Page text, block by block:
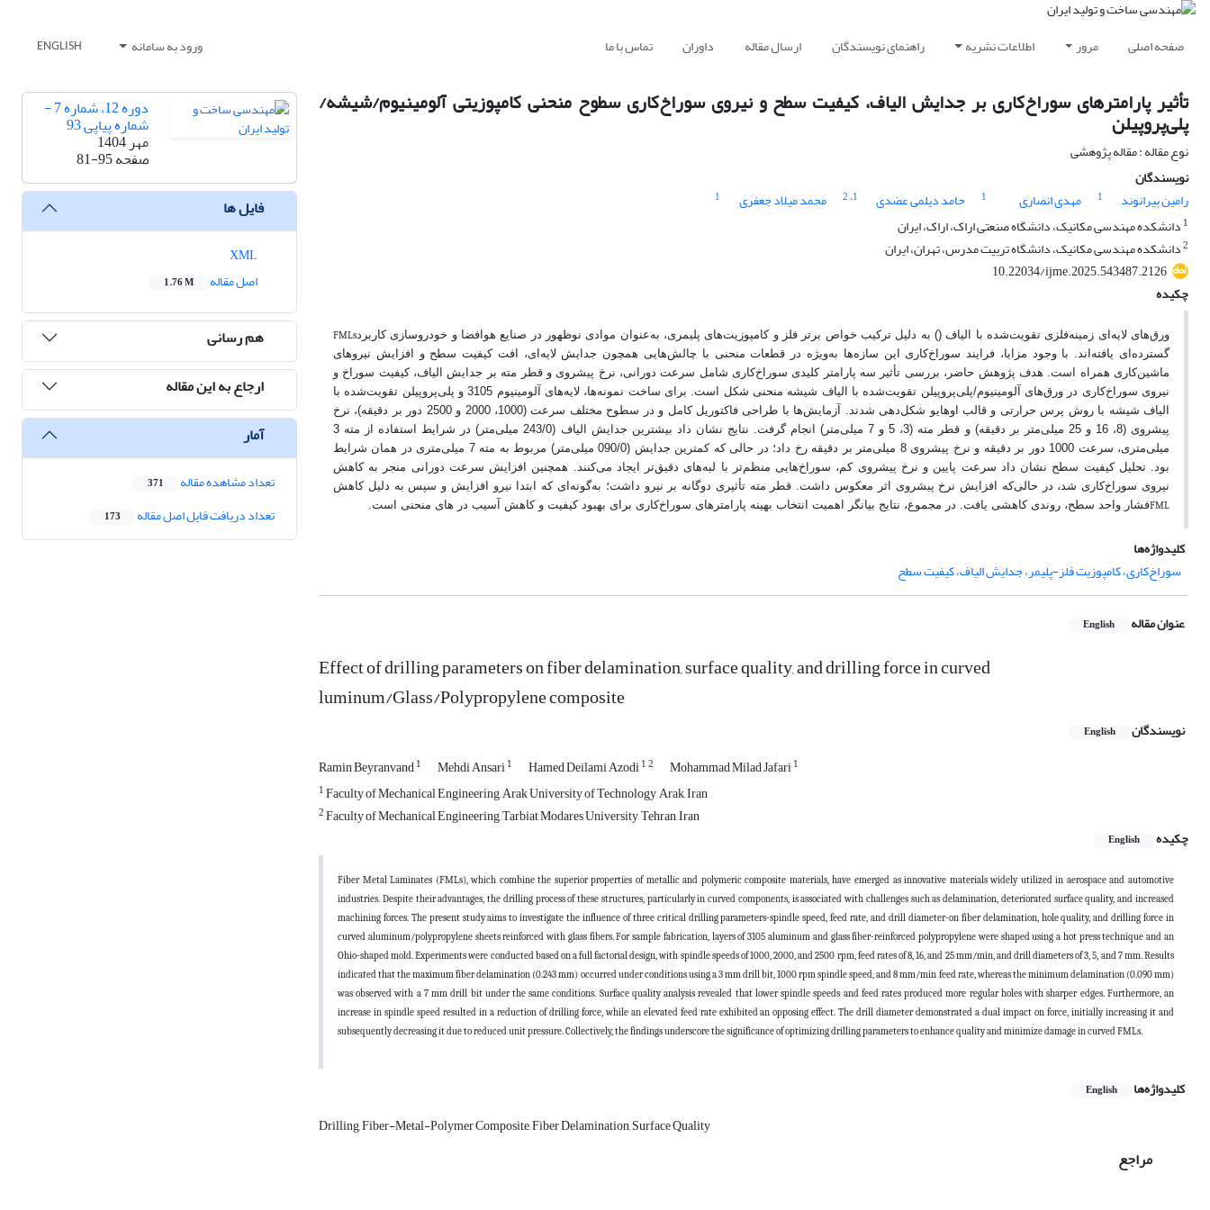
صفحه اصلی مرور اطلاعات نشریه راهنمای نویسندگان ارسال مقاله داوران تماس با ما ورود به سامانه ENGLISH
تأثیر پارامترهای سوراخ‌کاری بر جدایش الیاف، کیفیت سطح و نیروی سوراخ‌کاری سطوح منحنی کامپوزیتی‌ آلومینیوم/شیشه/
پلی‌پروپیلن
نوع مقاله : مقاله پژوهشی
نویسندگان
رامین بیرانوند
1 مهدی انصاری 1 حامد دیلمی عضدی 1، 2 محمد میلاد جعفری
1
1 دانشکده مهندسی مکانیک، دانشگاه صنعتی اراک، اراک، ایران
2دانشکده مهندسی مکانیک، دانشگاه تربیت مدرس، تهران، ایران
10.22034/ijme.2025.543487.2126
چکیده
ورق‌های لایه‌ای زمینه‌‌‌فلزی تقویت‌شده با الیاف ( FMLs) به دلیل ترکیب خواص برتر فلز و کامپوزیت‌های پلیمری، به‌عنوان موادی نوظهور در صنایع هوافضا و خودروسازی کاربرد
گسترده‌ای یافته‌اند. با وجود مزایا، فرایند سوراخ‌کاری این سازه‌ها به‌ویژه در قطعات منحنی با چالش‌هایی همچون جدایش لایه‌ای، افت کیفیت سطح و افزایش نیروهای
ماشین‌کاری همراه است. هدف پژوهش حاضر، بررسی تأثیر سه پارامتر کلیدی سوراخ‌کاری شامل سرعت دورانی، نرخ پیشروی و قطر مته بر جدایش الیاف، کیفیت سوراخ و
نیروی سوراخ‌کاری در ورق‌های آلومینیوم/پلی‌پروپیلن تقویت‌شده با الیاف شیشه منحنی ‌شکل است. برای ساخت نمونه‌ها، لایه‌های آلومینیوم 3105 و پلی‌پروپیلن تقویت‌شده با
الیاف شیشه با روش پرس حرارتی و قالب اوهایو شکل‌دهی شدند. آزمایش‌ها با طراحی فاکتوریل کامل و در سطوح مختلف سرعت (1000، 2000 و 2500 دور بر دقیقه)، نرخ
پیشروی (8، 16 و 25 میلی‌متر بر دقیقه) و قطر مته (3، 5 و 7 میلی‌متر) انجام گرفت. نتایج نشان داد بیشترین جدایش الیاف (243/0 میلی‌متر) در شرایط استفاده از مته 3
میلی‌متری، سرعت 1000 دور بر دقیقه و نرخ پیشروی 8 میلی‌متر بر دقیقه رخ داد؛ در حالی که کمترین جدایش (090/0 میلی‌متر) مربوط به مته 7 میلی‌متری در همان شرایط
بود. تحلیل کیفیت سطح نشان داد سرعت پایین و نرخ پیشروی کم، سوراخ‌هایی منظم‌تر با لبه‌های دقیق‌تر ایجاد می‌کنند. همچنین افزایش سرعت دورانی منجر به کاهش
نیروی سوراخ‌کاری شد، در حالی‌که افزایش نرخ پیشروی اثر معکوس داشت. قطر مته تأثیری دوگانه بر نیرو داشت؛ به‌گونه‌ای که ابتدا نیرو افزایش و سپس به دلیل کاهش
فشار واحد سطح، روندی کاهشی یافت. در مجموع، نتایج بیانگر اهمیت انتخاب بهینه پارامترهای سوراخ‌کاری برای بهبود کیفیت و کاهش آسیب درFML های منحنی است.
کلیدواژه‌ها
سوراخ‌کاری، کامپوزیت فلز-پلیمر، جدایش الیاف، کیفیت سطح
عنوان مقاله English
Effect of drilling parameters on fiber delamination, surface quality, and drilling force in curved
luminum/Glass/Polypropylene composite
نویسندگان English
Ramin Beyranvand1 Mehdi Ansari1 Hamed Deilami Azodi12 Mohammad Milad Jafari1
1Faculty of Mechanical Engineering, Arak University of Technology, Arak, Iran
2Faculty of Mechanical Engineering, Tarbiat Modares University, Tehran, Iran
چکیده
English
Fiber Metal Laminates (FMLs), which combine the superior properties of metallic and polymeric composite materials, have emerged as innovative materials widely utilized in aerospace and automotive
industries. Despite their advantages, the drilling process of these structures, particularly in curved components, is associated with challenges such as delamination, deteriorated surface quality, and increased
machining forces. The present study aims to investigate the influence of three critical drilling parameters-spindle speed, feed rate, and drill diameter-on fiber delamination, hole quality, and drilling force in
curved aluminum/polypropylene sheets reinforced with glass fibers. For sample fabrication, layers of 3105 aluminum and glass fiber-reinforced polypropylene were shaped using a hot press technique and an
Ohio-shaped mold. Experiments were conducted based on a full factorial design, with spindle speeds of 1000, 2000, and 2500 rpm, feed rates of 8, 16, and 25 mm/min, and drill diameters of 3, 5, and 7 mm. Results
indicated that the maximum fiber delamination (0.243 mm) occurred under conditions using a 3 mm drill bit, 1000 rpm spindle speed, and 8 mm/min feed rate, whereas the minimum delamination (0.090 mm)
was observed with a 7 mm drill bit under the same conditions. Surface quality analysis revealed that lower spindle speeds and feed rates produced more regular holes with sharper edges. Furthermore, an
increase in spindle speed resulted in a reduction of drilling force, while an elevated feed rate exhibited an opposing effect. The drill diameter demonstrated a dual impact on force, initially increasing it and
subsequently decreasing it due to reduced unit pressure. Collectively, the findings underscore the significance of optimizing drilling parameters to enhance quality and minimize damage in curved FMLs.
کلیدواژه‌ها English
Drilling, Fiber-Metal-Polymer Composite, Fiber Delamination, Surface Quality
مراجع
دوره 12، شماره 7 -
شماره پیاپی 93
مهر 1404
صفحه81-95
فایل ها
اصل مقاله
1.76 M
هم رسانی
ارجاع به این مقاله
آمار
تعداد مشاهده مقاله 371
تعداد دریافت فایل اصل مقاله 173